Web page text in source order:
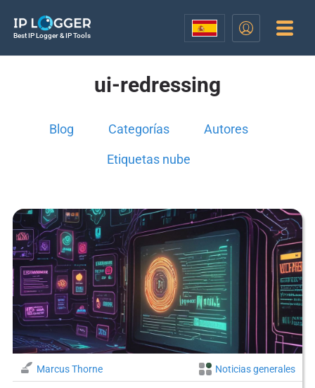
Best IP Logger & IP Tools
ui-redressing
Blog Categorías Autores
Etiquetas nube
Marcus Thorne Noticias generales